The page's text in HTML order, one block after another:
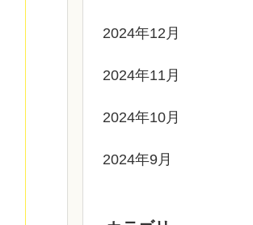
2024年12月
2024年11月
2024年10月
2024年9月